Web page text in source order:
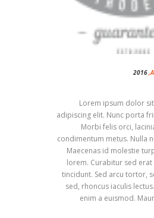
2016
Lorem ipsum dolor
adipiscing elit. Nunc porta
Morbi felis orci,
condimentum metus. Nulla
Maecenas id molestie
lorem. Curabitur sed
tincidunt. Sed arcu tortor,
sed, rhoncus iaculis
enim a euismod.